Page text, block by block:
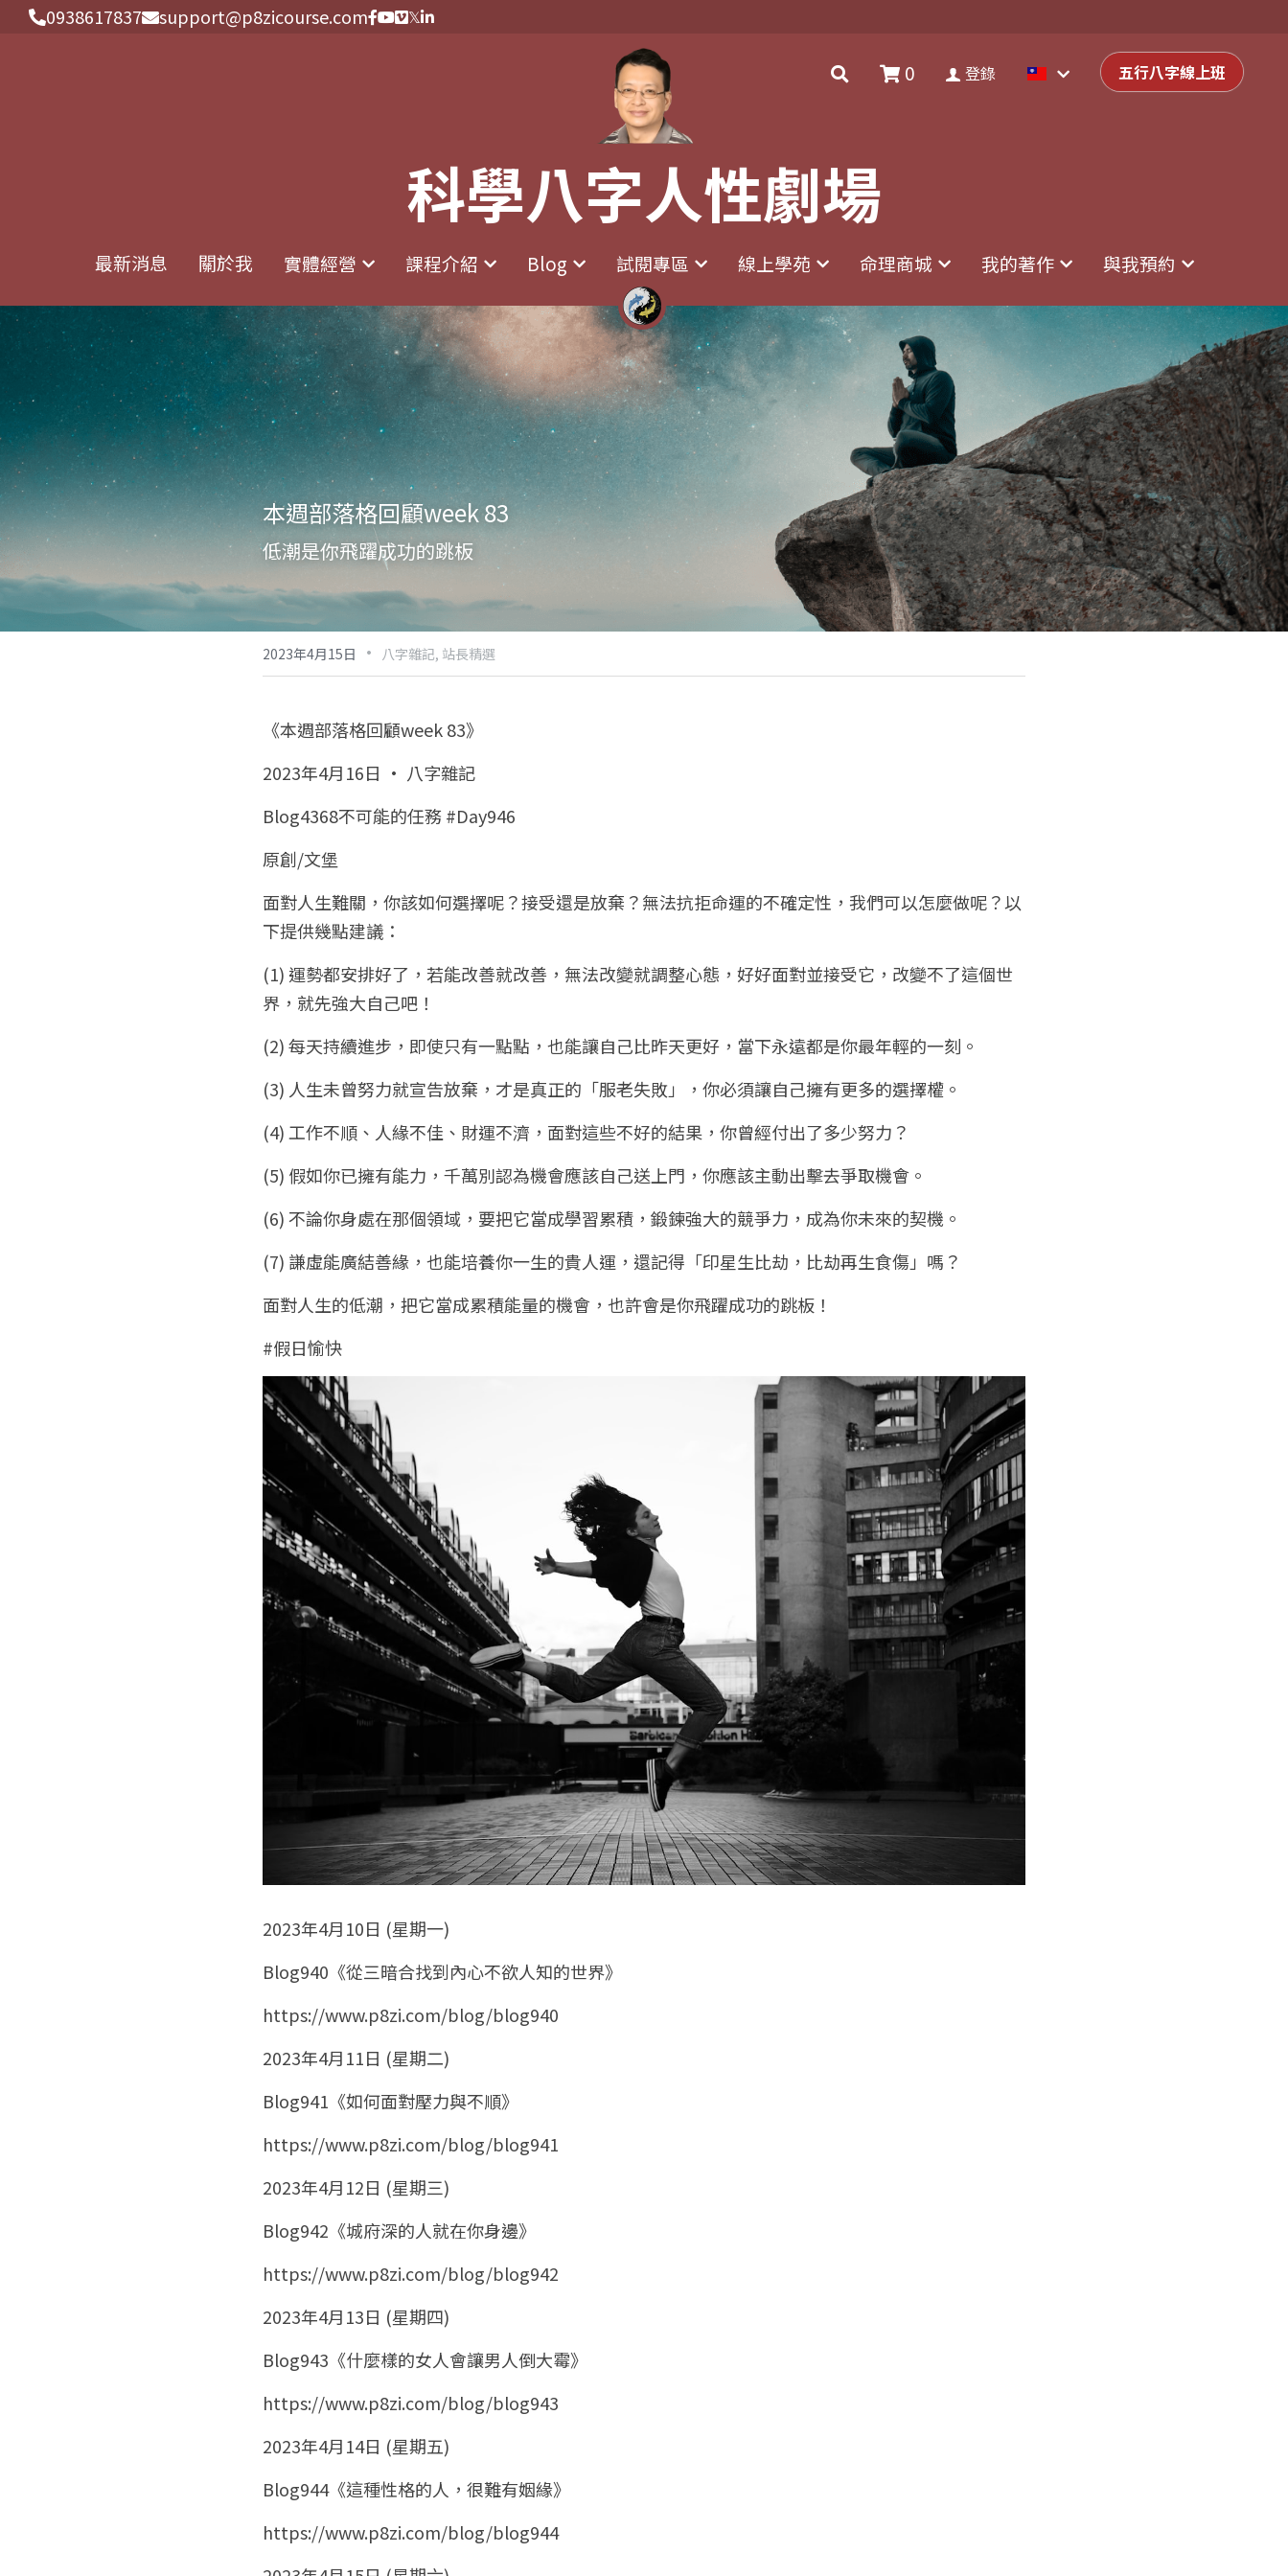
0938617837 support@p8zicourse.com
科學八字人性劇場
最新消息 關於我 實體經營 課程介紹 Blog 試閱專區 線上學苑 命理商城 我的著作 與我預約
0 登錄 五行八字線上班
0938617837 support@p8zicourse.com
科學八字人性劇場
最新消息 關於我 實體經營 課程介紹 Blog 試閱專區 線上學苑 命理商城 我的著作 與我預約
0 登錄 五行八字線上班
本週部落格回顧week 83
低潮是你飛躍成功的跳板
2023年4月15日 · 八字雜記, 站長精選
《本週部落格回顧week 83》
2023年4月16日 · 八字雜記
Blog4368不可能的任務 #Day946
原創/文堡
面對人生難關，你該如何選擇呢？接受還是放棄？無法抗拒命運的不確定性，我們可以怎麼做呢？以
下提供幾點建議：
(1) 運勢都安排好了，若能改善就改善，無法改變就調整心態，好好面對並接受它，改變不了這個世
界，就先強大自己吧！
(2) 每天持續進步，即使只有一點點，也能讓自己比昨天更好，當下永遠都是你最年輕的一刻。
(3) 人生未曾努力就宣告放棄，才是真正的「服老失敗」，你必須讓自己擁有更多的選擇權。
(4) 工作不順、人緣不佳、財運不濟，面對這些不好的結果，你曾經付出了多少努力？
(5) 假如你已擁有能力，千萬別認為機會應該自己送上門，你應該主動出擊去爭取機會。
(6) 不論你身處在那個領域，要把它當成學習累積，鍛鍊強大的競爭力，成為你未來的契機。
(7) 謙虛能廣結善緣，也能培養你一生的貴人運，還記得「印星生比劫，比劫再生食傷」嗎？
面對人生的低潮，把它當成累積能量的機會，也許會是你飛躍成功的跳板！
#假日愉快
2023年4月10日 (星期一)
Blog940《從三暗合找到內心不欲人知的世界》
https://www.p8zi.com/blog/blog940
2023年4月11日 (星期二)
Blog941《如何面對壓力與不順》
https://www.p8zi.com/blog/blog941
2023年4月12日 (星期三)
Blog942《城府深的人就在你身邊》
https://www.p8zi.com/blog/blog942
2023年4月13日 (星期四)
Blog943《什麼樣的女人會讓男人倒大霉》
https://www.p8zi.com/blog/blog943
2023年4月14日 (星期五)
Blog944《這種性格的人，很難有姻緣》
https://www.p8zi.com/blog/blog944